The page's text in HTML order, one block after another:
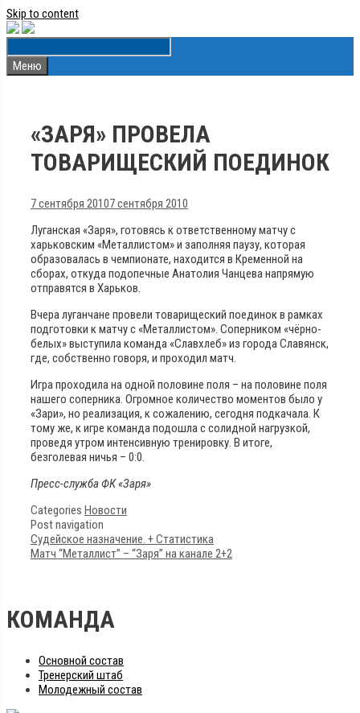
Skip to content
Меню
«ЗАРЯ» ПРОВЕЛА
ТОВАРИЩЕСКИЙ ПОЕДИНОК
7 сентября 20107 сентября 2010
Луганская «Заря», готовясь к ответственному матчу с
харьковским «Металлистом» и заполняя паузу, которая
образовалась в чемпионате, находится в Кременной на
сборах, откуда подопечные Анатолия Чанцева напрямую
отправятся в Харьков.
Вчера луганчане провели товарищеский поединок в рамках
подготовки к матчу с «Металлистом». Соперником «чёрно-
белых» выступила команда «Славхлеб» из города Славянск,
где, собственно говоря, и проходил матч.
Игра проходила на одной половине поля – на половине поля
нашего соперника. Огромное количество моментов было у
«Зари», но реализация, к сожалению, сегодня подкачала. К
тому же, к игре команда подошла с солидной нагрузкой,
проведя утром интенсивную тренировку. В итоге,
безголевая ничья – 0:0.
Пресс-служба ФК «Заря»
Categories Новости
Post navigation
Судейское назначение. + Статистика
Матч “Металлист” – “Заря” на канале 2+2
КОМАНДА
Основной состав
Тренерский штаб
Молодежный состав